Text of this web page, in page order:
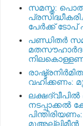
സമസ്ത:
പേര്‍ക്ക്
പണ്ഡിതര്‍
വഹിക്കണം:
നടപ്പാക്കല്‍
മുഅല്ലിമീന്‍